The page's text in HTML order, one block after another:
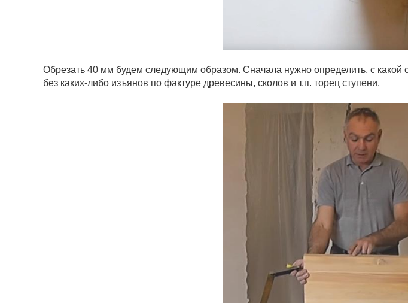
Обрезать 40 мм будем следующим образом. Сначала нужно определить, с
без каких-либо изъянов по фактуре древесины, сколов и т.п. торец ступени.